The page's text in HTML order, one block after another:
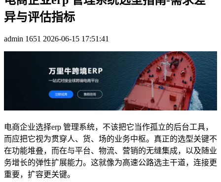
异与评估指标
admin 1651 2026-06-15 17:51:41
电商企业选择erp 管理系统，不该把它当作孤立的后台工具，
而应把它视为贯穿人、货、场的业务中枢。真正的选型关键不
在功能堆叠，而在与平台、物流、营销的无缝集成，以及随业
务增长的弹性扩展能力。这就像为高速公路选主干道，连接更
重要，扩容更关键。